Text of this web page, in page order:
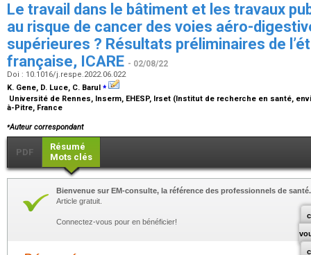
Le travail dans le bâtiment et les travaux
au risque de cancer des voies aéro-
supérieures ? Résultats préliminaires de
française, ICARE - 02/08/22
Doi : 10.1016/j.respe.2022.06.022
K. Gene, D. Luce, C. Barul ⁎
Université de Rennes, Inserm, EHESP, Irset (Institut de recherche en santé,
à-Pitre, France
⁎Auteur correspondant
PDF
Résumé
Mots clés
Bienvenue sur EM-consulte, la référence des professionnels de santé.
Article gratuit.
Connectez-vous pour en bénéficier!